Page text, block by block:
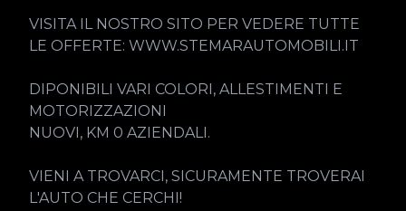
VISITA IL NOSTRO SITO PER VEDERE TUTTE
LE OFFERTE: WWW.STEMARAUTOMOBILI.IT
DIPONIBILI VARI COLORI, ALLESTIMENTI E
MOTORIZZAZIONI
NUOVI, KM 0 AZIENDALI.
VIENI A TROVARCI, SICURAMENTE TROVERAI
L'AUTO CHE CERCHI!